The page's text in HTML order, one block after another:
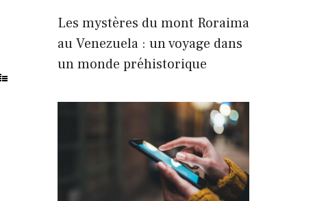
Les mystères du mont Roraima
au Venezuela : un voyage dans
un monde préhistorique